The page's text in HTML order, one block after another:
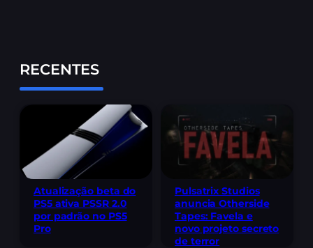
RECENTES
Atualização beta do
PS5 ativa PSSR 2.0
por padrão no PS5
Pro
Pulsatrix Studios
anuncia Otherside
Tapes: Favela e
novo projeto secreto
de terror